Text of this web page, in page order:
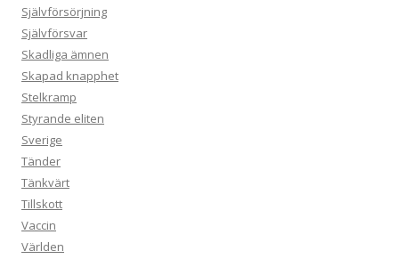
Självförsörjning
Självförsvar
Skadliga ämnen
Skapad knapphet
Stelkramp
Styrande eliten
Sverige
Tänder
Tänkvärt
Tillskott
Vaccin
Världen